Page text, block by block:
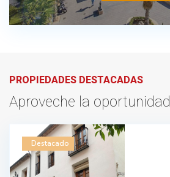
PROPIEDADES DESTACADAS
Aproveche la oportunidad
Destacado